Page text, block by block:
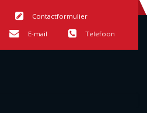
Contactformulier
E-mail Telefoon